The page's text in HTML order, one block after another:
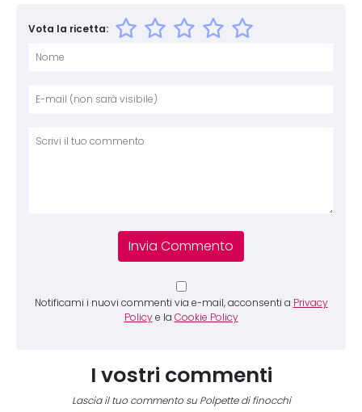
Vota la ricetta:
Notificami i nuovi commenti via e-mail, acconsenti a Privacy
Policy e la Cookie Policy
I vostri commenti
Lascia il tuo commento su Polpette di finocchi